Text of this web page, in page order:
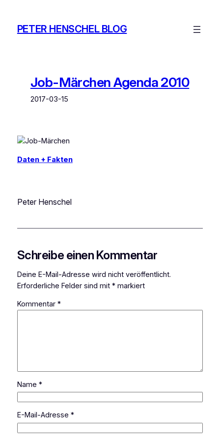
springen
PETER HENSCHEL BLOG
Job-Märchen Agenda 2010
2017-03-15
Daten + Fakten
Peter Henschel
Schreibe einen Kommentar
Deine E-Mail-Adresse wird nicht veröffentlicht.
Erforderliche Felder sind mit *markiert
Kommentar *
Name *
E-Mail-Adresse *